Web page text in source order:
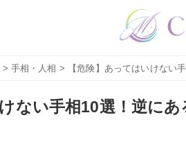
> 手相・人相 > 【危険】あってはいけない
ない手相10選！逆に